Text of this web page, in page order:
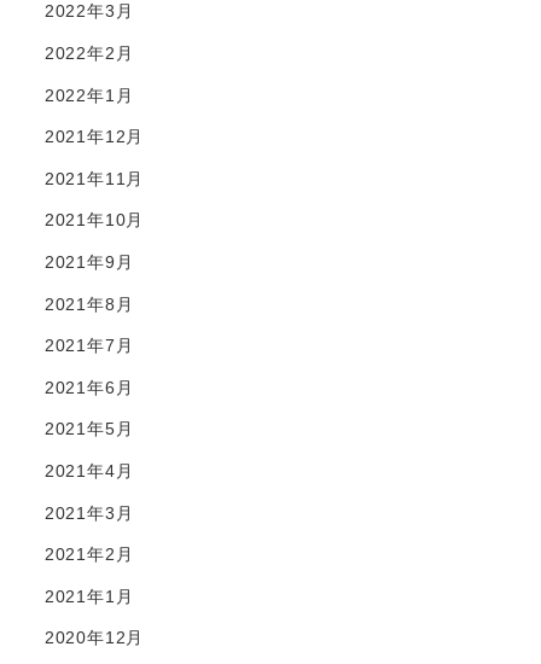
2022年3月
2022年2月
2022年1月
2021年12月
2021年11月
2021年10月
2021年9月
2021年8月
2021年7月
2021年6月
2021年5月
2021年4月
2021年3月
2021年2月
2021年1月
2020年12月